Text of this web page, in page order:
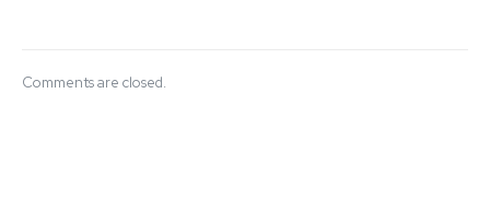
Comments are closed.